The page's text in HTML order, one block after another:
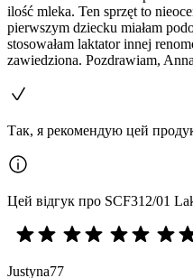
ilość mleka. Ten sprzęt to
pierwszym dziecku miałam
stosowałam laktator innej
zawiedziona. Pozdrawiam, Anna
Так, я рекомендую цей
Цей відгук про SCF312/01
Justyna77